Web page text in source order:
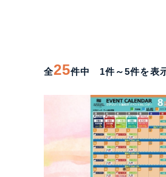
全25件中 1件～5件を表